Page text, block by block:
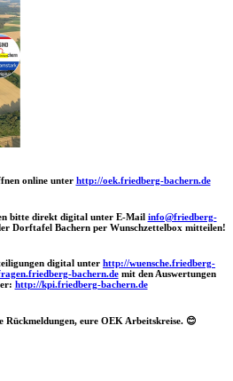
online unter http://oek.friedberg-bachern.de
bitte direkt digital unter E-Mail info@friedberg-
Dorftafel Bachern per Wunschzettelbox mitteilen!
digital unter http://wuensche.friedberg-
bachern.de mit den Auswertungen
http://kpi.friedberg-bachern.de
Rückmeldungen, eure OEK Arbeitskreise. 😊